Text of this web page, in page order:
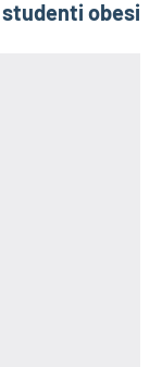
studenti obesi